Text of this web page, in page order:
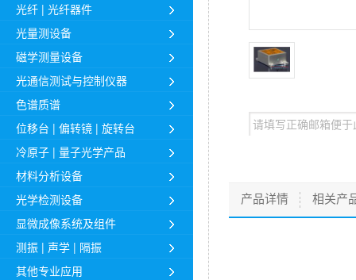
光纤 | 光纤器件
光量测设备
磁学测量设备
光通信测试与控制仪器
色谱质谱
位移台 | 偏转镜 | 旋转台
冷原子 | 量子光学产品
材料分析设备
光学检测设备
显微成像系统及组件
测振 | 声学 | 隔振
其他专业应用
产品详情 相关产